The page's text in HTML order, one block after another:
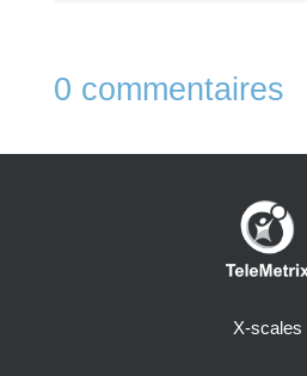
0 commentaires
X-scales